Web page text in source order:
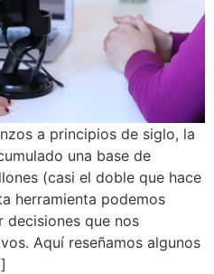
a principios de siglo, la
una base de
(casi el doble que hace
herramienta podemos
que nos
Aquí reseñamos algunos